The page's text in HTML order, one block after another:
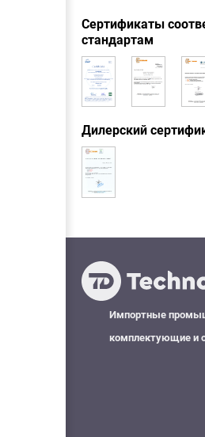
Сертификаты
стандартам
Дилерский
Импортные
комплектующие и